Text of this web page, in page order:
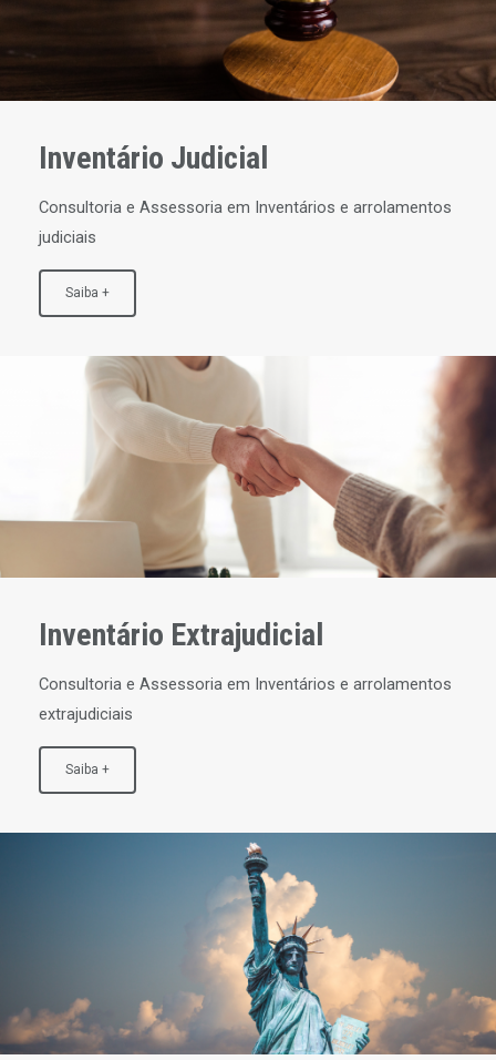
Inventário Judicial
Consultoria e Assessoria em Inventários e arrolamentos
judiciais
Saiba +
Inventário Extrajudicial
Consultoria e Assessoria em Inventários e arrolamentos
extrajudiciais
Saiba +